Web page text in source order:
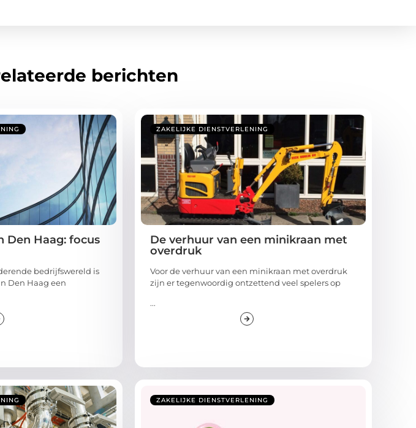
berichten
Den Haag: focus
bedrijfswereld is
Den Haag een
ZAKELIJKE DIENSTVERLENING
De verhuur van een minikraan met
overdruk
Voor de verhuur van een minikraan met overdruk
zijn er tegenwoordig ontzettend veel spelers op
...
ZAKELIJKE DIENSTVERLENING